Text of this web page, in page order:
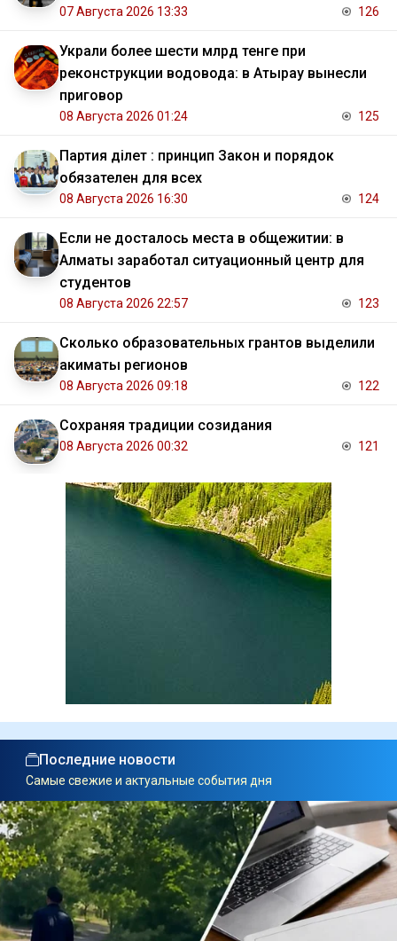
07 Августа 2026 13:33 126
Украли более шести млрд тенге при
реконструкции водовода: в Атырау вынесли
приговор
08 Августа 2026 01:24 125
Партия Әділет : принцип Закон и порядок
обязателен для всех
08 Августа 2026 16:30 124
Если не досталось места в общежитии: в
Алматы заработал ситуационный центр для
студентов
08 Августа 2026 22:57 123
Сколько образовательных грантов выделили
акиматы регионов
08 Августа 2026 09:18 122
Сохраняя традиции созидания
08 Августа 2026 00:32 121
Последние новости
Самые свежие и актуальные события дня